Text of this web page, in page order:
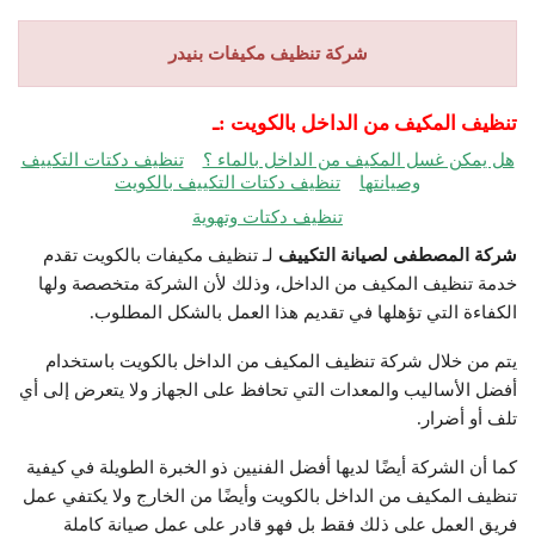
شركة تنظيف مكيفات بنيدر
تنظيف المكيف من الداخل بالكويت :ـ
هل يمكن غسل المكيف من الداخل بالماء ؟
تنظيف دكتات التكييف
وصيانتها
تنظيف دكتات التكييف بالكويت
تنظيف دكتات وتهوية
شركة المصطفى لصيانة التكييف لـ تنظيف مكيفات بالكويت تقدم
خدمة تنظيف المكيف من الداخل، وذلك لأن الشركة متخصصة ولها
الكفاءة التي تؤهلها في تقديم هذا العمل بالشكل المطلوب.
يتم من خلال شركة تنظيف المكيف من الداخل بالكويت باستخدام
أفضل الأساليب والمعدات التي تحافظ على الجهاز ولا يتعرض إلى أي
تلف أو أضرار.
كما أن الشركة أيضًا لديها أفضل الفنيين ذو الخبرة الطويلة في كيفية
تنظيف المكيف من الداخل بالكويت وأيضًا من الخارج ولا يكتفي عمل
فريق العمل على ذلك فقط بل فهو قادر على عمل صيانة كاملة